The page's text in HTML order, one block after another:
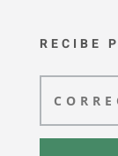
RECIBE